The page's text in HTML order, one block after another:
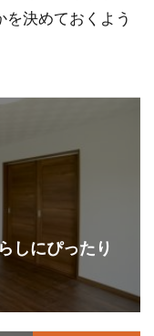
決めておくよう
しにぴったり